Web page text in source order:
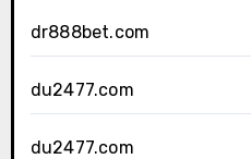
dr888bet.com
du2477.com
du2477.com